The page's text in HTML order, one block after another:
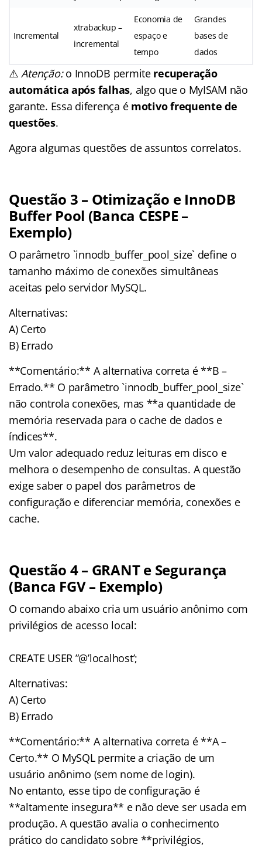
Incremental
xtrabackup –
incremental
Economia de
espaço e
tempo
Grandes
bases de
dados
⚠️Atenção:o InnoDB permite recuperação
automática após falhas, algo que o MyISAM não
garante. Essa diferença é motivo frequente de
questões.
Agora algumas questões de assuntos correlatos.
Questão 3 – Otimização e InnoDB
Buffer Pool (Banca CESPE –
Exemplo)
O parâmetro `innodb_buffer_pool_size` define o
tamanho máximo de conexões simultâneas
aceitas pelo servidor MySQL.
Alternativas:
A) Certo
B) Errado
**Comentário:** A alternativa correta é **B –
Errado.** O parâmetro `innodb_buffer_pool_size`
não controla conexões, mas **a quantidade de
memória reservada para o cache de dados e
índices**.
Um valor adequado reduz leituras em disco e
melhora o desempenho de consultas. A questão
exige saber o papel dos parâmetros de
configuração e diferenciar memória, conexões e
cache.
Questão 4 – GRANT e Segurança
(Banca FGV – Exemplo)
O comando abaixo cria um usuário anônimo com
privilégios de acesso local:
CREATE USER ”@’localhost’;
Alternativas:
A) Certo
B) Errado
**Comentário:** A alternativa correta é **A –
Certo.** O MySQL permite a criação de um
usuário anônimo (sem nome de login).
No entanto, esse tipo de configuração é
**altamente insegura** e não deve ser usada em
produção. A questão avalia o conhecimento
prático do candidato sobre **privilégios,